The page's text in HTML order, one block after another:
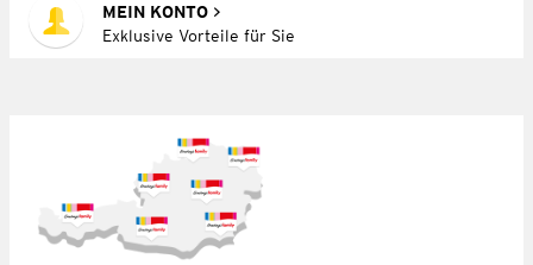
MEIN KONTO
Exklusive Vorteile für Sie